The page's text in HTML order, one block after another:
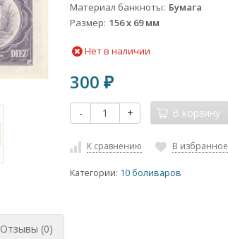
Материал банкноты Бумага
Размер 156 x 69 мм
Нет в наличии
300₽
- + В корзину
К сравнению В избранное
Категории: 10 боливаров
Отзывы (0)